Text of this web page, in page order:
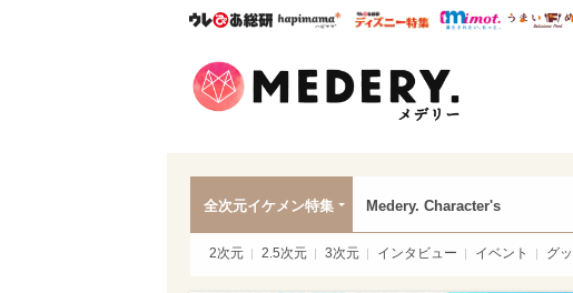
ウレぴあ総研ハピママ* ウレぴあ総研 デ
mimot.
全次元イケメン特集 Medery. Character's
2次元 2.5次元 3次元 インタビュー イベント グ